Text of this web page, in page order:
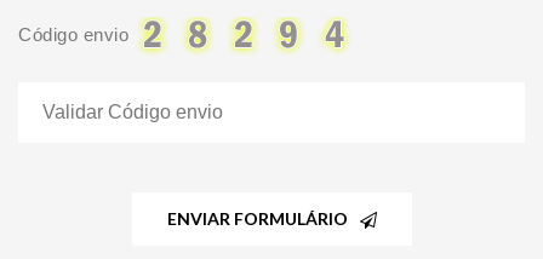
Código envio
ENVIAR FORMULÁRIO